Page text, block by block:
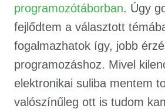
programozótáborban. Úgy
fejlődtem a választott
fogalmazhatok így, jobb
programozáshoz. Mivel
elektronikai suliba mentem
valószínűleg ott is tudom